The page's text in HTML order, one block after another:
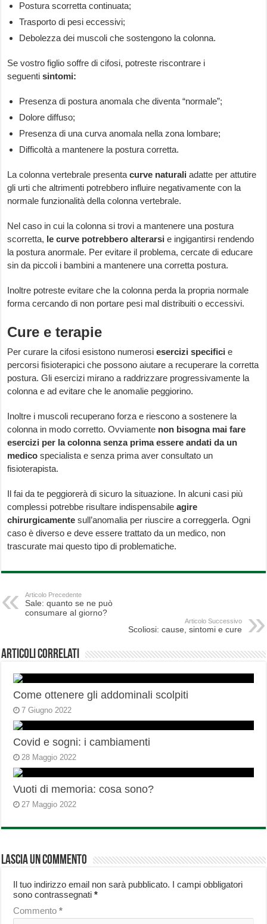
Postura scorretta continuata;
Trasporto di pesi eccessivi;
Debolezza dei muscoli che sostengono la colonna.
Se vostro figlio soffre di cifosi, potreste riscontrare i
seguentisintomi:
Presenza di postura anomala che diventa “normale”;
Dolore diffuso;
Presenza di una curva anomala nella zona lombare;
Difficoltà a mantenere la postura corretta.
La colonna vertebrale presenta curve naturali adatte per attutire
gli urti che altrimenti potrebbero influire negativamente con la
normale funzionalità della colonna vertebrale.
Nel caso in cui la colonna si trovi a mantenere una postura
scorretta, le curve potrebbero alterarsi e ingigantirsi rendendo
la postura anormale. Per evitare il problema, cercate di educare
sin da piccoli i bambini a mantenere una corretta postura.
Inoltre potreste evitare che la colonna perda la propria normale
forma cercando di non portare pesi mal distribuiti o eccessivi.
Cure e terapie
Per curare la cifosi esistono numerosiesercizi specifici e
percorsi fisioterapici che possono aiutare a recuperare la corretta
postura. Gli esercizi mirano a raddrizzare progressivamente la
colonna e ad evitare che le anomalie peggiorino.
Inoltre i muscoli recuperano forza e riescono a sostenere la
colonna in modo corretto. Ovviamente non bisogna mai fare
esercizi per la colonna senza prima essere andati da un
medico specialista e senza prima aver consultato un
fisioterapista.
Il fai da te peggiorerà di sicuro la situazione. In alcuni casi più
complessi potrebbe risultare indispensabileagire
chirurgicamente sull’anomalia per riuscire a correggerla. Ogni
caso è diverso e deve essere trattato da un medico, non
trascurate mai questo tipo di problematiche.
Articolo Precedente
Sale: quanto se ne può
consumare al giorno?
Articolo Successivo
Scoliosi: cause, sintomi e cure
Articoli correlati
Come ottenere gli addominali scolpiti
7 Giugno 2022
Covid e sogni: i cambiamenti
28 Maggio 2022
Vuoti di memoria: cosa sono?
27 Maggio 2022
Lascia un commento
Il tuo indirizzo email non sarà pubblicato. I campi obbligatori
sono contrassegnati*
Commento*